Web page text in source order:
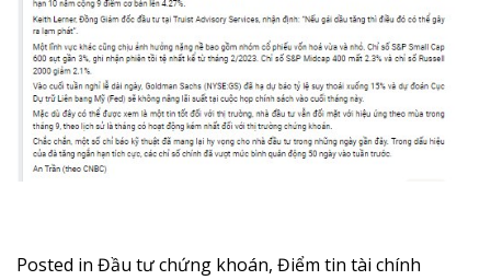
Posted in Đầu tư chứng khoán, Điểm tin tài chính